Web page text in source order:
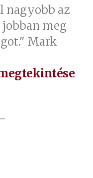
nagyobb az
meg
Mark